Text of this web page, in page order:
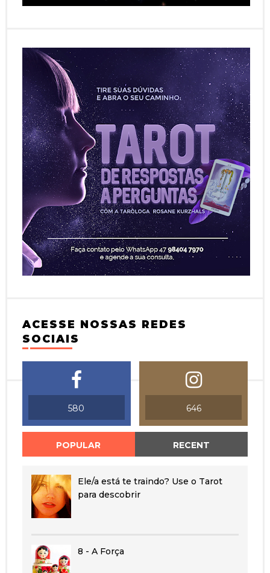
ACESSE NOSSAS REDES
SOCIAIS
580 646
POPULAR RECENT
Ele/a está te traindo? Use o Tarot
para descobrir
8 - A Força